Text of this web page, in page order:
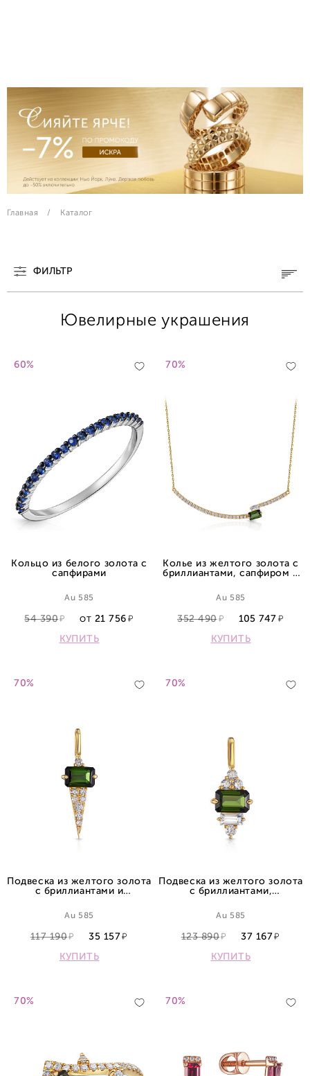
Главная Каталог
ФИЛЬТР
Ювелирные украшения
60%
Кольцо из белого золота с
сапфирами
Au 585
54 390 ОТ 21 756
КУПИТЬ
70%
Колье из желтого золота с
бриллиантами, сапфиром и
якорное
Au 585
352 490
105 747
КУПИТЬ
70%
Подвеска из желтого золота
с бриллиантами и
Au 585
117 190
35 157
КУПИТЬ
70%
Подвеска из желтого золота
с бриллиантами,
Au 585
123 890
37 167
КУПИТЬ
70% 70%